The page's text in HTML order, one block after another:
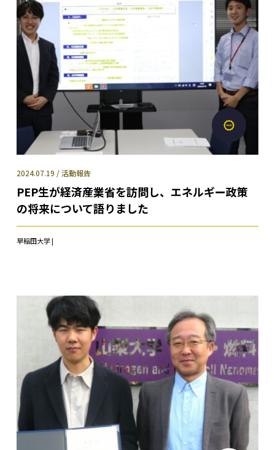
2024.07.19 / 活動報告
PEP生が経済産業省を訪問し、エネルギー政策
の将来について語りました
早稲田大学 |